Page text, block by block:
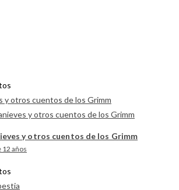
y otros cuentos de los Grimm
12 años